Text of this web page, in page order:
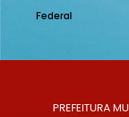
Federal
PREFEITURA